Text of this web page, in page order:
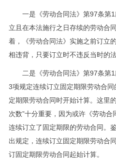
一是《劳动合同法》第97条第1
立且在本法施行之日存续的劳动合
着，《劳动合同法》实施之前订立
相违背，只要订立时不违反当时的
二是《劳动合同法》第97条第1
3项规定连续订立固定期限劳动合
定期限劳动合同时开始计算。这里
次数”十分重要，因为或许《劳动
连续订立了固定期限的劳动合同。
出规定，连续订立固定期限劳动合
订固定期限劳动合同起始计算。